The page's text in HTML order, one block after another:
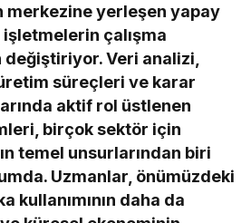
önümüzdeki yıllarda
merkezine yerleşen yapay
çalışma
Veri analizi,
süreçleri ve karar
aktif rol üstlenen
birçok sektör için
temel unsurlarından biri
Uzmanlar, önümüzdeki
kullanımının daha da